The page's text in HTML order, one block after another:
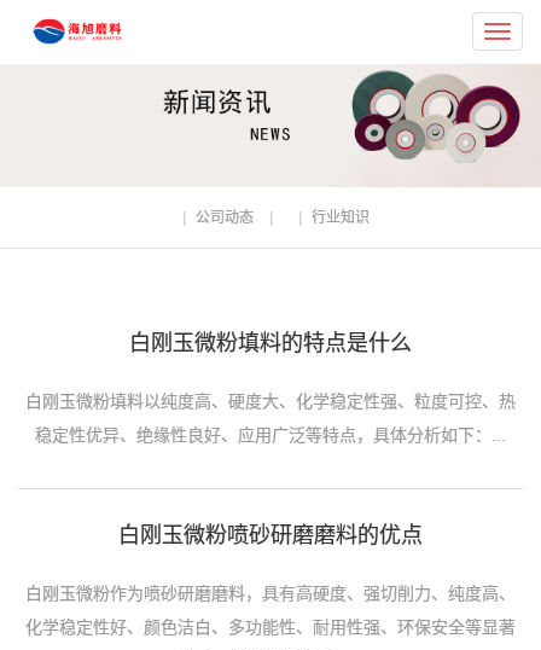
公司动态 行业知识
白刚玉微粉填料的特点是什么
白刚玉微粉填料以纯度高、硬度大、化学稳定性强、粒度可控、热
稳定性优异、绝缘性良好、应用广泛等特点，具体分析如下：...
白刚玉微粉喷砂研磨磨料的优点
白刚玉微粉作为喷砂研磨磨料，具有高硬度、强切削力、纯度高、
化学稳定性好、颜色洁白、多功能性、耐用性强、环保安全等显著